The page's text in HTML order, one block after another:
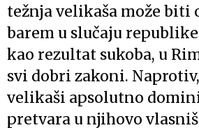
težnja velikaša može biti
barem u slučaju
kao rezultat sukoba, u
svi dobri zakoni.
velikaši apsolutno
pretvara u njihovo